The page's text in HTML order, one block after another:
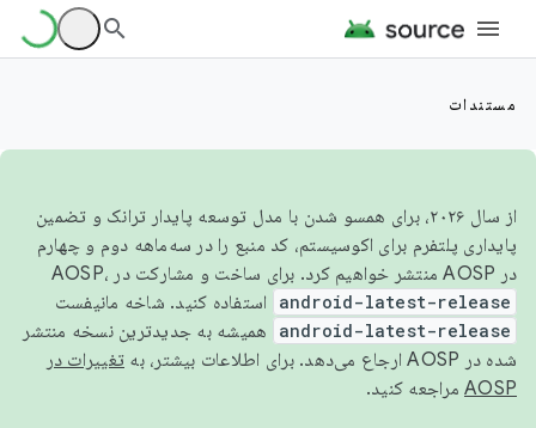
مستندات
از سال ۲۰۲۶، برای همسو شدن با مدل توسعه پایدار ترانک و تضمین
پایداری پلتفرم برای اکوسیستم، کد منبع را در سه‌ماهه دوم و چهارم
در AOSP منتشر خواهیم کرد. برای ساخت و مشارکت در AOSP،
android-latest-release استفاده کنید. شاخه مانیفست
android-latest-release
همیشه به جدیدترین نسخه منتشر
شده در AOSP ارجاع می‌دهد. برای اطلاعات بیشتر، به
تغییرات در
AOSP مراجعه کنید.